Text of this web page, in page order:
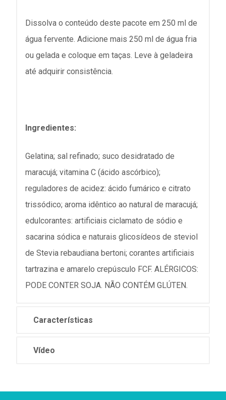
Dissolva o conteúdo deste pacote em 250 ml de
água fervente. Adicione mais 250 ml de água fria
ou gelada e coloque em taças. Leve à geladeira
até adquirir consistência.
Ingredientes:
Gelatina; sal refinado; suco desidratado de
maracujá; vitamina C (ácido ascórbico);
reguladores de acidez: ácido fumárico e citrato
trissódico; aroma idêntico ao natural de maracujá;
edulcorantes: artificiais ciclamato de sódio e
sacarina sódica e naturais glicosídeos de steviol
de Stevia rebaudiana bertoni; corantes artificiais
tartrazina e amarelo crepúsculo FCF. ALÉRGICOS:
PODE CONTER SOJA. NÃO CONTÉM GLÚTEN.
Características
Vídeo